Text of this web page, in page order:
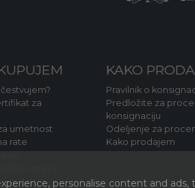
za
umetnost
rate
KAKO
Pravilnik o
Predložite za
konsignaciju
Odeljenje za
Kako prodajem
personalise content and